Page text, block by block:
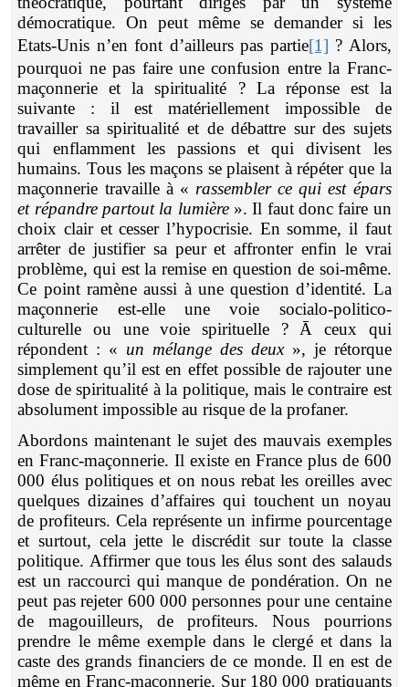
démocratique. On peut même se demander si les
Etats-Unis n’en font d’ailleurs pas partie[1] ? Alors,
pourquoi ne pas faire une confusion entre la Franc-
maçonnerie et la spiritualité ? La réponse est la
suivante : il est matériellement impossible de
travailler sa spiritualité et de débattre sur des sujets
qui enflamment les passions et qui divisent les
humains. Tous les maçons se plaisent à répéter que la
maçonnerie travaille à « rassembler ce qui est épars
et répandre partout la lumière». Il faut donc faire un
choix clair et cesser l’hypocrisie. En somme, il faut
arrêter de justifier sa peur et affronter enfin le vrai
problème, qui est la remise en question de soi-même.
Ce point ramène aussi à une question d’identité. La
maçonnerie est-elle une voie socialo-politico-
culturelle ou une voie spirituelle ? Ā ceux qui
répondent : « un mélange des deux», je rétorque
simplement qu’il est en effet possible de rajouter une
dose de spiritualité à la politique, mais le contraire est
absolument impossible au risque de la profaner.
Abordons maintenant le sujet des mauvais exemples
en Franc-maçonnerie. Il existe en France plus de 600
000 élus politiques et on nous rebat les oreilles avec
quelques dizaines d’affaires qui touchent un noyau
de profiteurs. Cela représente un infirme pourcentage
et surtout, cela jette le discrédit sur toute la classe
politique. Affirmer que tous les élus sont des salauds
est un raccourci qui manque de pondération. On ne
peut pas rejeter 600 000 personnes pour une centaine
de magouilleurs, de profiteurs. Nous pourrions
prendre le même exemple dans le clergé et dans la
caste des grands financiers de ce monde. Il en est de
même en Franc-maçonnerie. Sur 180 000 pratiquants